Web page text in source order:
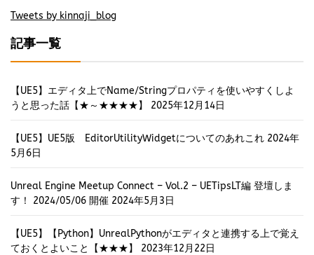
Tweets by kinnaji_blog
記事一覧
【UE5】エディタ上でName/Stringプロパティを使いやすくしよ
うと思った話【★～★★★★】
2025年12月14日
【UE5】UE5版 EditorUtilityWidgetについてのあれこれ 2024年
5月6日
Unreal Engine Meetup Connect – Vol.2 – UETipsLT編 登壇しま
す！ 2024/05/06 開催 2024年5月3日
【UE5】【Python】UnrealPythonがエディタと連携する上で覚え
ておくとよいこと【★★★】
2023年12月22日